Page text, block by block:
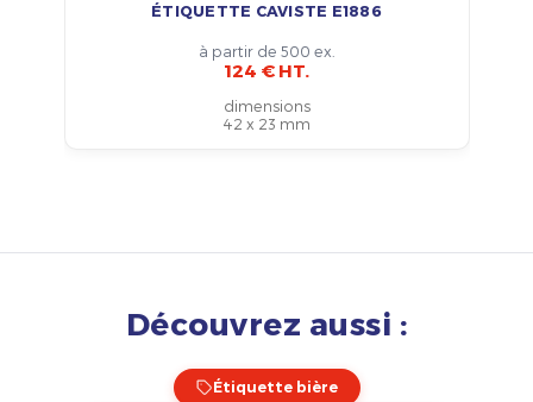
ÉTIQUETTE CAVISTE E1886
à partir de 500 ex.
124 € HT.
dimensions
42 x 23 mm
Découvrez aussi :
Étiquette bière